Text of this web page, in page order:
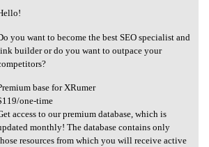
you want to become the best SEO specialist and
builder or do you want to outpace your
base for XRumer
one-time
access to our premium database, which is
monthly! The database contains only
resources from which you will receive active